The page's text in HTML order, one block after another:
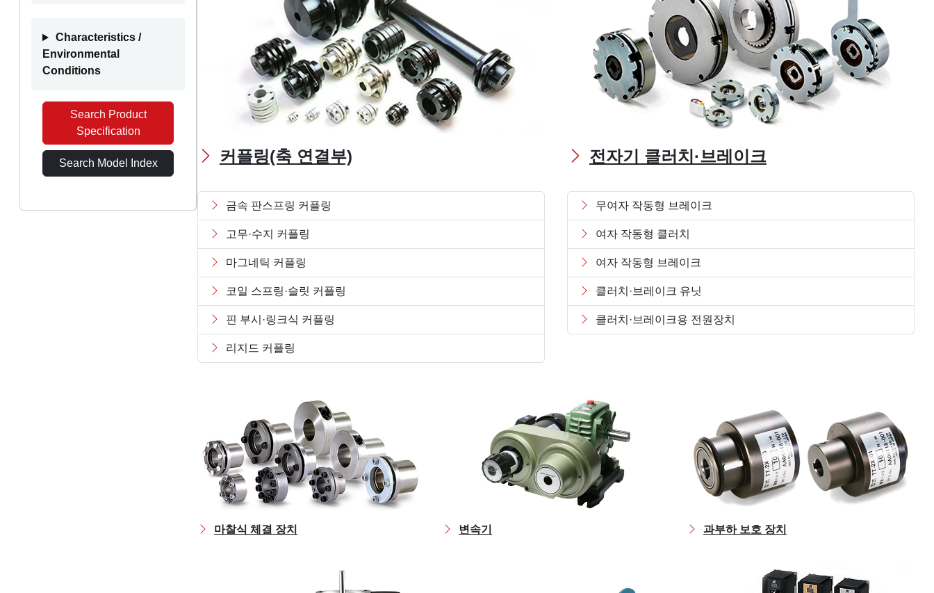
Characteristics /
Environmental
Conditions
Search Product
Specification
Search Model Index 커플링(축 연결부)
금속 판스프링 커플링
고무·수지 커플링
마그네틱 커플링
코일 스프링·슬릿 커플링
핀 부시·링크식 커플링
리지드 커플링
전자기 클러치·브레이크
무여자 작동형 브레이크
여자 작동형 클러치
여자 작동형 브레이크
클러치·브레이크 유닛
클러치·브레이크용 전원장치
마찰식 체결 장치 변속기 과부하 보호 장치